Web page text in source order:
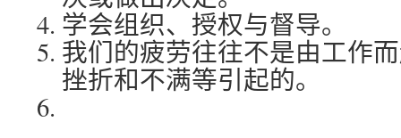
学会组织、授权与督导。
我们的疲劳往往不是由工作
挫折和不满等引起的。